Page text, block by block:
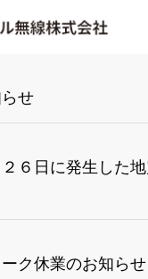
せ
６日に発生した
ク休業のお知らせ